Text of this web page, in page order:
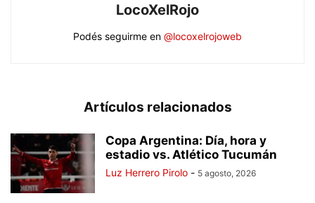
LocoXelRojo
Podés seguirme en @locoxelrojoweb
Artículos relacionados
Copa Argentina: Día, hora y
estadio vs. Atlético Tucumán
Luz Herrero Pirolo - 5 agosto, 2026